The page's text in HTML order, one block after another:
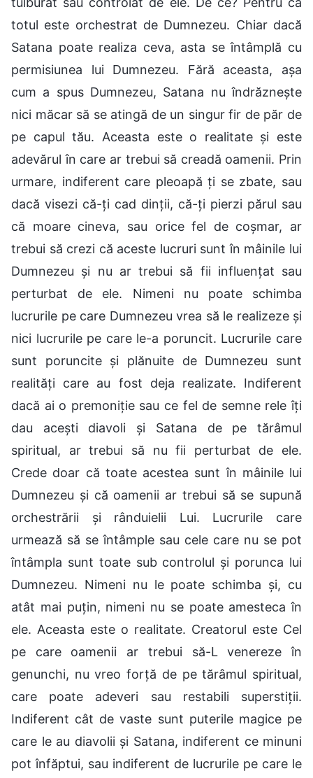
totul este orchestrat de Dumnezeu. Chiar dacă
Satana poate realiza ceva, asta se întâmplă cu
permisiunea lui Dumnezeu. Fără aceasta, așa
cum a spus Dumnezeu, Satana nu îndrăznește
nici măcar să se atingă de un singur fir de păr de
pe capul tău. Aceasta este o realitate și este
adevărul în care ar trebui să creadă oamenii. Prin
urmare, indiferent care pleoapă ți se zbate, sau
dacă visezi că-ți cad dinții, că-ți pierzi părul sau
că moare cineva, sau orice fel de coșmar, ar
trebui să crezi că aceste lucruri sunt în mâinile lui
Dumnezeu și nu ar trebui să fii influențat sau
perturbat de ele. Nimeni nu poate schimba
lucrurile pe care Dumnezeu vrea să le realizeze și
nici lucrurile pe care le-a poruncit. Lucrurile care
sunt poruncite și plănuite de Dumnezeu sunt
realități care au fost deja realizate. Indiferent
dacă ai o premoniție sau ce fel de semne rele îți
dau acești diavoli și Satana de pe tărâmul
spiritual, ar trebui să nu fii perturbat de ele.
Crede doar că toate acestea sunt în mâinile lui
Dumnezeu și că oamenii ar trebui să se supună
orchestrării și rânduielii Lui. Lucrurile care
urmează să se întâmple sau cele care nu se pot
întâmpla sunt toate sub controlul și porunca lui
Dumnezeu. Nimeni nu le poate schimba și, cu
atât mai puțin, nimeni nu se poate amesteca în
ele. Aceasta este o realitate. Creatorul este Cel
pe care oamenii ar trebui să-L venereze în
genunchi, nu vreo forță de pe tărâmul spiritual,
care poate adeveri sau restabili superstiții.
Indiferent cât de vaste sunt puterile magice pe
care le au diavolii și Satana, indiferent ce minuni
pot înfăptui, sau indiferent de lucrurile pe care le